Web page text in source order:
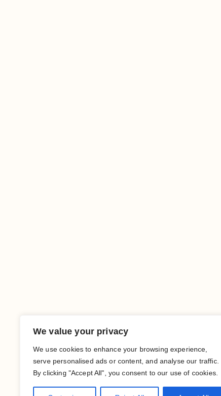
We value your privacy
We use cookies to enhance your browsing experience,
serve personalised ads or content, and analyse our traffic.
By clicking "Accept All", you consent to our use of cookies.